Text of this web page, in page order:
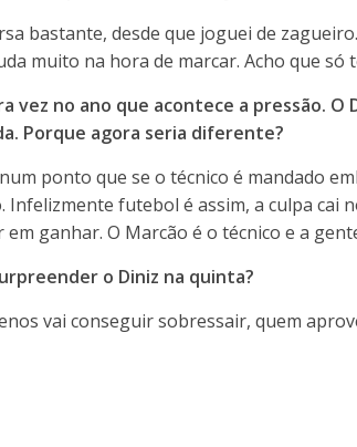
bastante, desde que joguei de
muito na hora de marcar. Acho que só
vez no ano que acontece a pressão. O
Porque agora seria diferente?
ponto que se o técnico é mandado
Infelizmente futebol é assim, a culpa cai
ganhar. O Marcão é o técnico e a
o Diniz na quinta?
vai conseguir sobressair, quem